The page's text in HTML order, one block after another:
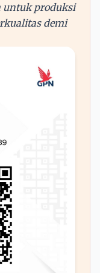
untuk produksi
demi